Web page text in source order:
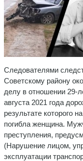
Следователями
Советскому району
делу в отношении 29-
августа 2021 года
результате которого
погибла женщина.
преступления,
(Нарушение лицом,
эксплуатации